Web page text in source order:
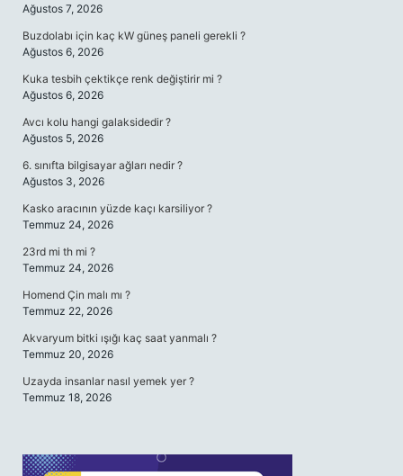
Ağustos 7, 2026
Buzdolabı için kaç kW güneş paneli gerekli ?
Ağustos 6, 2026
Kuka tesbih çektikçe renk değiştirir mi ?
Ağustos 6, 2026
Avcı kolu hangi galaksidedir ?
Ağustos 5, 2026
6. sınıfta bilgisayar ağları nedir ?
Ağustos 3, 2026
Kasko aracının yüzde kaçı karsiliyor ?
Temmuz 24, 2026
23rd mi th mi ?
Temmuz 24, 2026
Homend Çin malı mı ?
Temmuz 22, 2026
Akvaryum bitki ışığı kaç saat yanmalı ?
Temmuz 20, 2026
Uzayda insanlar nasıl yemek yer ?
Temmuz 18, 2026